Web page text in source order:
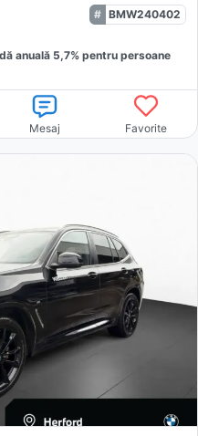
BMW240402
anuală 5,7% pentru persoane
Mesaj Favorite